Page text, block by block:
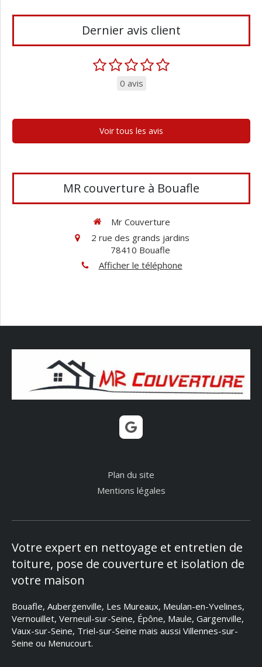
Dernier avis client
0 avis
Voir tous les avis
MR couverture à Bouafle
Mr Couverture
2 rue des grands jardins
78410 Bouafle
Afficher le téléphone
Plan du site
Mentions légales
Votre expert en nettoyage et entretien de
toiture, pose de couverture et isolation de
votre maison
Bouafle, Aubergenville, Les Mureaux, Meulan-en-Yvelines,
Vernouillet, Verneuil-sur-Seine, Épône, Maule, Gargenville,
Vaux-sur-Seine, Triel-sur-Seine mais aussi Villennes-sur-
Seine ou Menucourt.